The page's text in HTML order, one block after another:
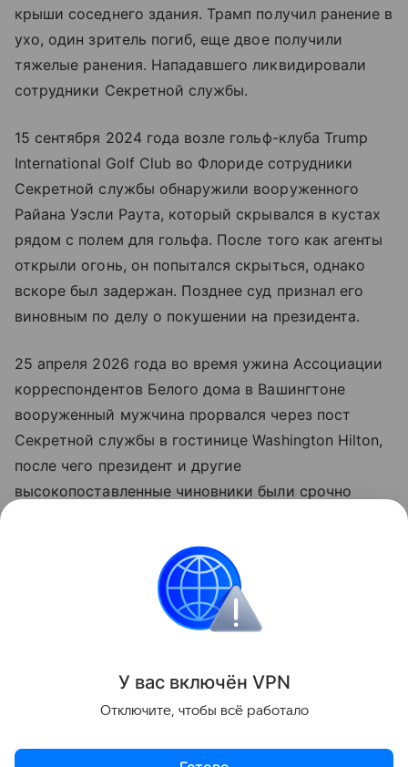
крыши соседнего здания. Трамп получил ранение в
ухо, один зритель погиб, еще двое получили
тяжелые ранения. Нападавшего ликвидировали
сотрудники Секретной службы.
15 сентября 2024 года возле гольф-клуба Trump
International Golf Club во Флориде сотрудники
Секретной службы обнаружили вооруженного
Райана Уэсли Раута, который скрывался в кустах
рядом с полем для гольфа. После того как агенты
открыли огонь, он попытался скрыться, однако
вскоре был задержан. Позднее суд признал его
виновным по делу о покушении на президента.
25 апреля 2026 года во время ужина Ассоциации
корреспондентов Белого дома в Вашингтоне
вооруженный мужчина прорвался через пост
Секретной службы в гостинице Washington Hilton,
после чего президент и другие
высокопоставленные чиновники были срочно
Аллену предъявили федеральное обвинение в
попытке убийства президента США. В Белом доме
позже назвали этот случай третьим крупным
покушением на Дональда Трампа.
Поделиться
У вас включён VPN
Отключите, чтобы всё работало